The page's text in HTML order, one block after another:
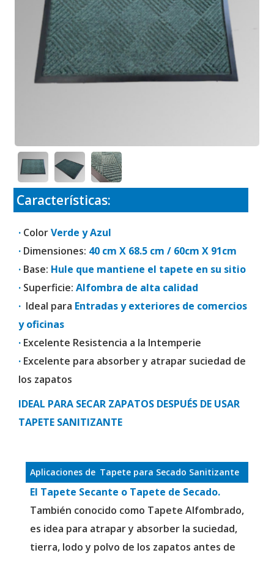
Características:
· ColorVerde y Azul
· Dimensiones: 40 cm X 68.5 cm / 60cm X 91cm
· Base: Hule que mantiene el tapete en su sitio
· Superficie: Alfombra de alta calidad
· Ideal para Entradas y exteriores de comercios
y oficinas
· Excelente Resistencia a la Intemperie
· Excelente para absorber y atrapar suciedad de
los zapatos
IDEAL PARA SECAR ZAPATOS DESPUÉS DE USAR
TAPETE SANITIZANTE
Aplicaciones de Tapete para Secado Sanitizante
El Tapete Secante o Tapete de Secado.
También conocido como Tapete Alfombrado,
es idea para atrapar y absorber la suciedad,
tierra, lodo y polvo de los zapatos antes de